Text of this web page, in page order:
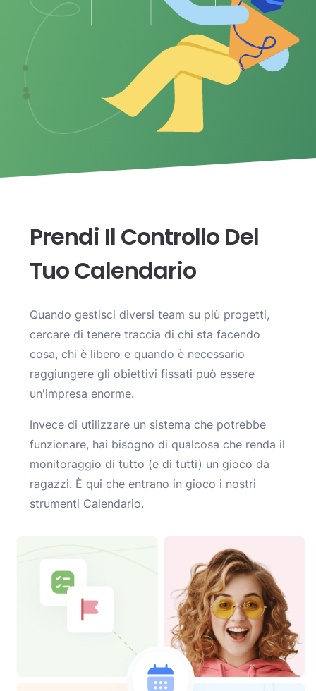
Prendi Il Controllo Del
Tuo Calendario
Quando gestisci diversi team su più progetti,
cercare di tenere traccia di chi sta facendo
cosa, chi è libero e quando è necessario
raggiungere gli obiettivi fissati può essere
un'impresa enorme.
Invece di utilizzare un sistema che potrebbe
funzionare, hai bisogno di qualcosa che renda il
monitoraggio di tutto (e di tutti) un gioco da
ragazzi. È qui che entrano in gioco i nostri
strumenti Calendario.